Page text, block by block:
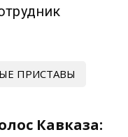
ПРИСТАВЫ
Кавказа: